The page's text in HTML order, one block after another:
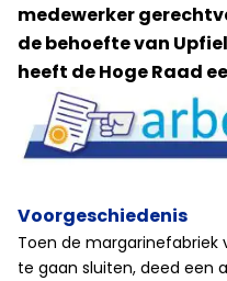
medewerker
de behoefte van
heeft de Hoge Raad
Voorgeschiedenis
Toen de margarinefabriek
te gaan sluiten, deed een